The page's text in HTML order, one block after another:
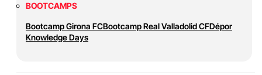
BOOTCAMPS
Bootcamp Girona FCBootcamp Real Valladolid CFDépor
Knowledge Days